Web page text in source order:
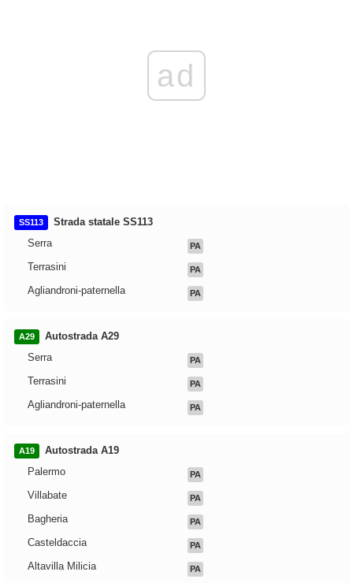
ad
SS113
Strada statale SS113
Serra
PA
Terrasini PA
Agliandroni-paternella PA
A29
Autostrada A29
Serra
PA
Terrasini PA
Agliandroni-paternella PA
A19
Autostrada A19
Palermo
PA
Villabate PA
Bagheria PA
Casteldaccia PA
Altavilla Milicia PA